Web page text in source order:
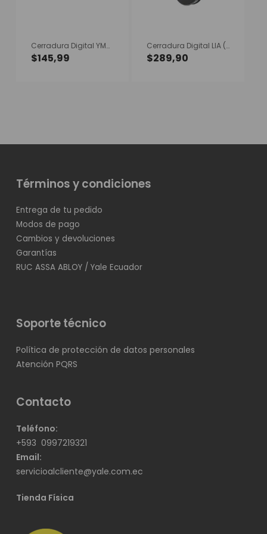
Cerradura Digital YMC410 plateada
$145,99
Cerradura Digital LIA (Embutir)
$289,90
Términos y condiciones
Entrega de tu pedido
Modos de pago
Cambios y devoluciones
Garantías
RUC ASSA ABLOY / Yale Ecuador
Soporte técnico
Política de protección de datos personales
Atención PQRS
Contacto
Teléfono:
+593 0997219321
Email:
servicioalcliente@yale.com.ec
Tienda Física